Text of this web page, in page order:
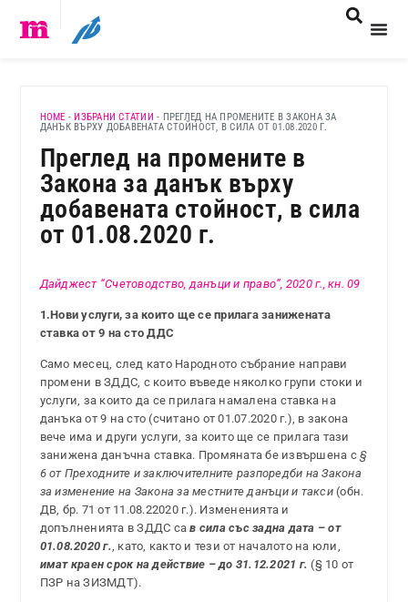
HOME - ИЗБРАНИ СТАТИИ - ПРЕГЛЕД НА ПРОМЕНИТЕ В ЗАКОНА ЗА
ДАНЪК ВЪРХУ ДОБАВЕНАТА СТОЙНОСТ, В СИЛА ОТ 01.08.2020 Г.
Преглед на промените в
Закона за данък върху
добавената стойност, в сила
от 01.08.2020 г.
Дайджест “Счетоводство, данъци и право”, 2020 г., кн. 09
1.Нови услуги, за които ще се прилага занижената
ставка от 9 на сто ДДС
Само месец, след като Народното събрание направи
промени в ЗДДС, с които въведе няколко групи стоки и
услуги, за които да се прилага намалена ставка на
данъка от 9 на сто (считано от 01.07.2020 г.), в закона
вече има и други услуги, за които ще се прилага тази
занижена данъчна ставка. Промяната бе извършена с§
6 от Преходните и заключителните разпоредби на Закона
за изменение на Закона за местните данъци и такси(обн.
ДВ, бр. 71 от 11.08.22020 г.). Измененията и
допълненията в ЗДДС сав сила със задна дата – от
01.08.2020 г., като, както и тези от началото на юли,
имат краен срок на действие – до 31.12.2021 г. (§ 10 от
ПЗР на ЗИЗМДТ).